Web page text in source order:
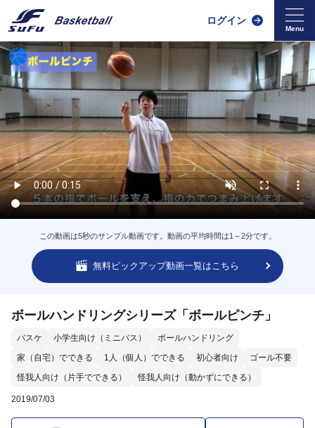
ログイン
この動画は5秒のサンプル動画です。動画の平均時間は1～2分です。
無料ピックアップ動画一覧はこちら
ボールハンドリングシリーズ「ボールピンチ」
バスケ 小学生向け（ミニバス）
ボールハンドリング
家（自宅）でできる
1人（個人）でできる 初心者向け
ゴール不要
怪我人向け（片手でできる）
怪我人向け（動かずにできる）
2019/07/03